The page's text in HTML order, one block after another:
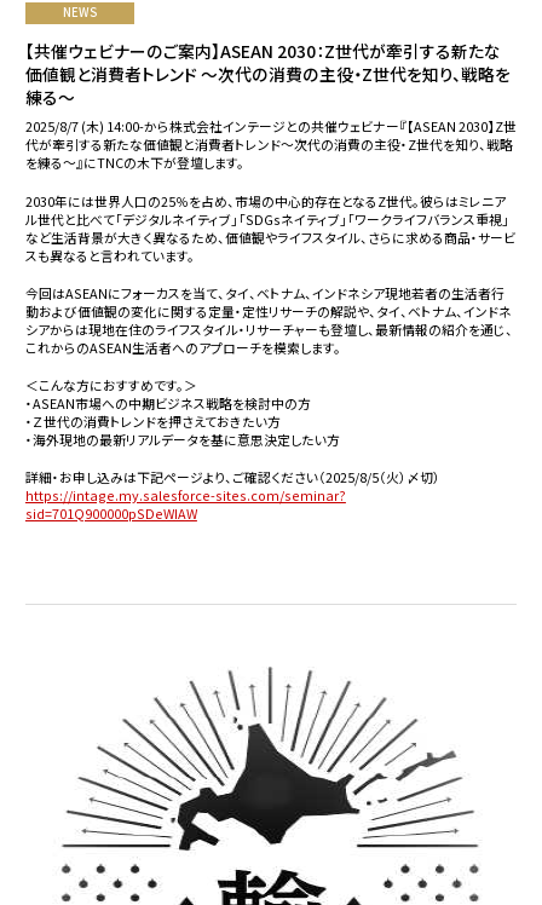
NEWS
【共催ウェビナーのご案内】ASEAN 2030：Z世代が牽引する新たな
価値観と消費者トレンド ～次代の消費の主役・Z世代を知り、戦略を
練る～
2025/8/7 (木) 14:00-から株式会社インテージとの共催ウェビナー『【ASEAN 2030】Z世
代が牽引する新たな価値観と消費者トレンド～次代の消費の主役・Z世代を知り、戦略
を練る～』にTNCの木下が登壇します。
2030年には世界人口の25％を占め、市場の中心的存在となるZ世代。彼らはミレニア
ル世代と比べて「デジタルネイティブ」「SDGsネイティブ」「ワークライフバランス重視」
など生活背景が大きく異なるため、価値観やライフスタイル、さらに求める商品・サービ
スも異なると言われています。
今回はASEANにフォーカスを当て、タイ、ベトナム、インドネシア現地若者の生活者行
動および価値観の変化に関する定量・定性リサーチの解説や、タイ、ベトナム、インドネ
シアからは現地在住のライフスタイル・リサーチャーも登壇し、最新情報の紹介を通じ、
これからのASEAN生活者へのアプローチを模索します。
＜こんな方におすすめです。＞
・ASEAN市場への中期ビジネス戦略を検討中の方
・Ｚ世代の消費トレンドを押さえておきたい方
・海外現地の最新リアルデータを基に意思決定したい方
詳細・お申し込みは下記ページより、ご確認ください（2025/8/5（火）〆切）
https://intage.my.salesforce-sites.com/seminar?
sid=701Q900000pSDeWIAW